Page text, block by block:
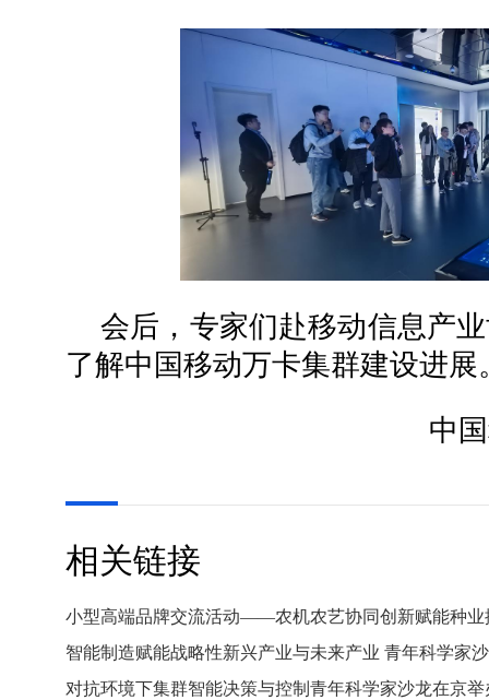
会后，专家们赴移动信息产
了解中国移动万卡集群建设进展
中
相关链接
小型高端品牌交流活动——农机农艺协同创新赋能种业
智能制造赋能战略性新兴产业与未来产业 青年科学家
对抗环境下集群智能决策与控制青年科学家沙龙在京举